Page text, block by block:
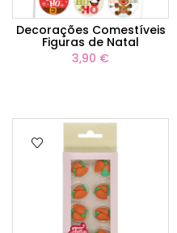
Decorações Comestíveis
Figuras de Natal
3,90 €